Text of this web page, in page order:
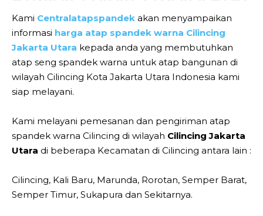
Kami Centralatapspandek akan menyampaikan
informasi harga atap spandek warna Cilincing
Jakarta Utara kepada anda yang membutuhkan
atap seng spandek warna untuk atap bangunan di
wilayah Cilincing Kota Jakarta Utara Indonesia kami
siap melayani.
Kami melayani pemesanan dan pengiriman atap
spandek warna Cilincing di wilayah Cilincing Jakarta
Utara di beberapa Kecamatan di Cilincing antara lain :
Cilincing, Kali Baru, Marunda, Rorotan, Semper Barat,
Semper Timur, Sukapura dan Sekitarnya.